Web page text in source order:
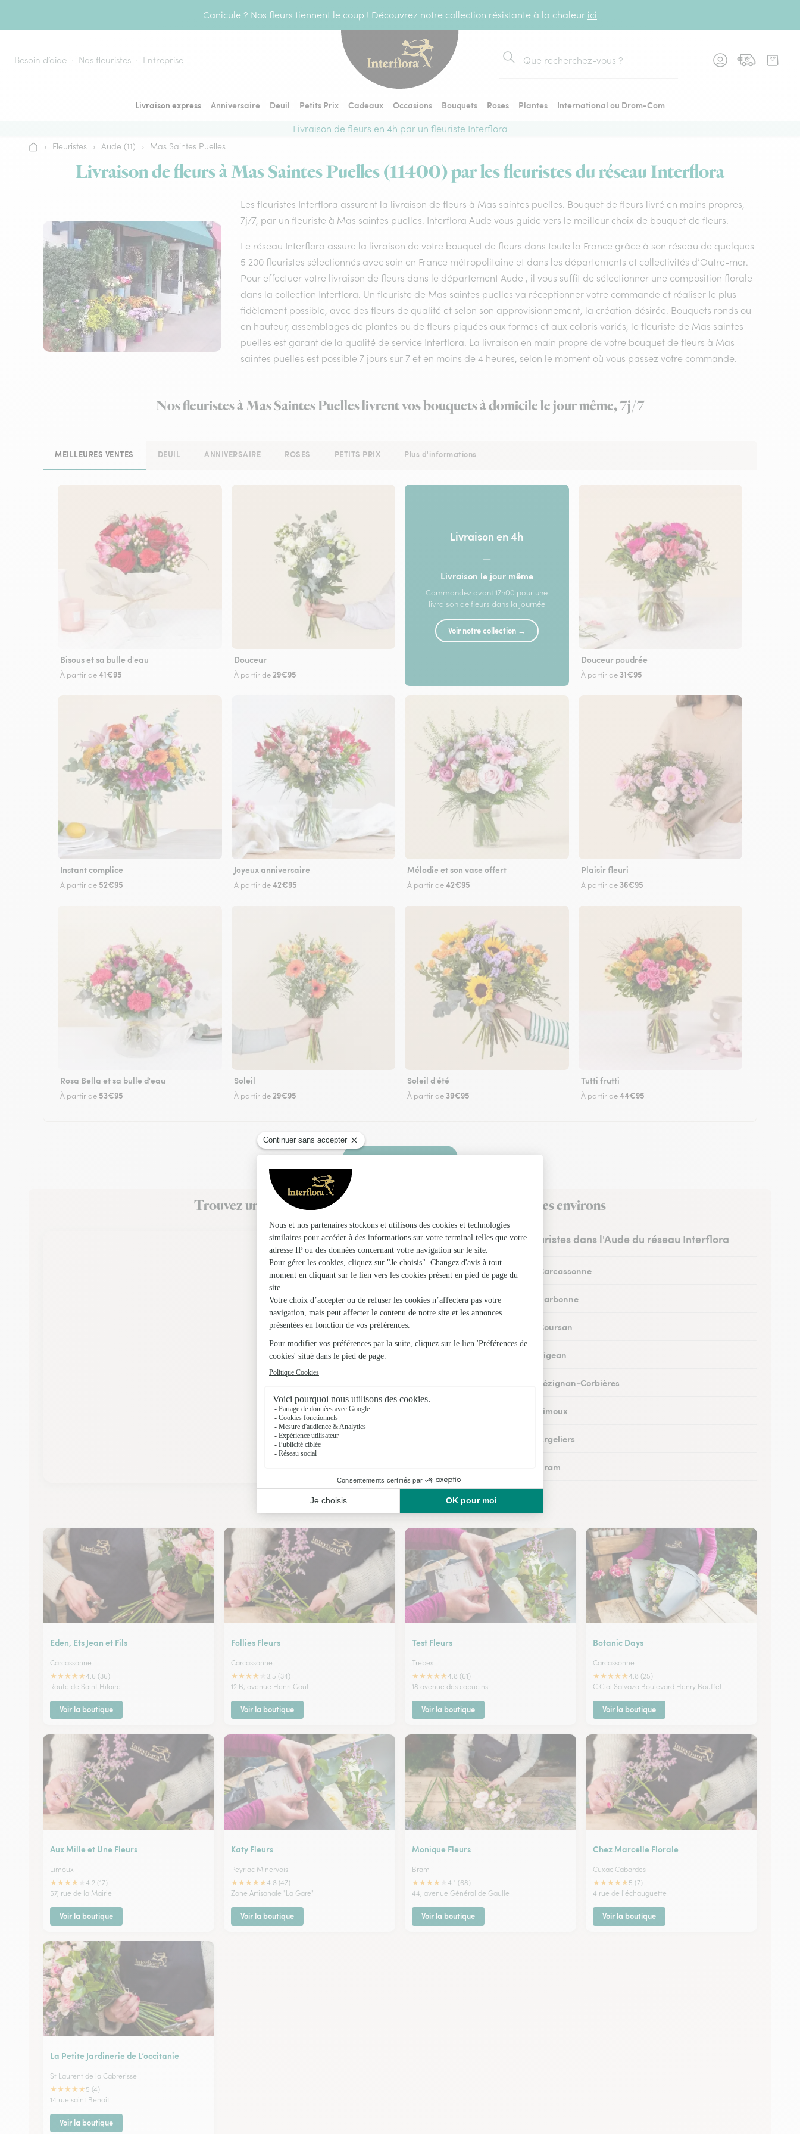
Canicule ? Nos fleurs tiennent le coup ! Découvrez notre collection résistante à la chaleur ici
Besoin d’aide Nos fleuristes Entreprise
Rechercher
Livraison express Anniversaire Deuil Petits Prix Cadeaux Occasions Bouquets Roses Plantes
International ou Drom-Com
Livraison de fleurs en 4h par un fleuriste Interflora
Accueil
› Fleuristes › Aude (11) › Mas Saintes Puelles
Livraison de fleurs à Mas Saintes Puelles (11400) par les fleuristes du réseau Interflora
Les fleuristes Interflora assurent la livraison de fleurs à Mas saintes puelles. Bouquet de fleurs livré en mains propres,
7j/7, par un fleuriste à Mas saintes puelles. Interflora Aude vous guide vers le meilleur choix de bouquet de fleurs.
Le réseau Interflora assure la livraison de votre bouquet de fleurs dans toute la France grâce à son réseau de quelques
5 200 fleuristes sélectionnés avec soin en France métropolitaine et dans les départements et collectivités d’Outre-mer.
Pour effectuer votre livraison de fleurs dans le département Aude , il vous suffit de sélectionner une composition florale
dans la collection Interflora. Un fleuriste de Mas saintes puelles va réceptionner votre commande et réaliser le plus
fidèlement possible, avec des fleurs de qualité et selon son approvisionnement, la création désirée. Bouquets ronds ou
en hauteur, assemblages de plantes ou de fleurs piquées aux formes et aux coloris variés, le fleuriste de Mas saintes
puelles est garant de la qualité de service Interflora. La livraison en main propre de votre bouquet de fleurs à Mas
saintes puelles est possible 7 jours sur 7 et en moins de 4 heures, selon le moment où vous passez votre commande.
Nos fleuristes à Mas Saintes Puelles livrent vos bouquets à domicile le jour même, 7j/7
MEILLEURES VENTES DEUIL ANNIVERSAIRE ROSES PETITS PRIX Plus d'informations
Bisous et sa bulle d'eau
À partir de41€95
Douceur
À partir de 29€95
Livraison en 4h
—
Livraison le jour même
Commandez avant 17h00 pour une
livraison de fleurs dans la journée
Voir notre collection →
Douceur poudrée
À partir de 31€95
Instant complice
À partir de 52€95
Joyeux anniversaire
À partir de42€95
Mélodie et son vase offert
À partir de42€95
Plaisir fleuri
À partir de 36€95
Rosa Bella et sa bulle d'eau
À partir de 53€95
Soleil
À partir de 29€95
Soleil d'été
À partir de 39€95
Tutti frutti
À partir de44€95
Faire livrer des fleurs
Trouvez un fleuriste Interflora à Mas Saintes Puelles et dans ses environs
Les fleuristes dans l'Aude du réseau Interflora
Fleuristes à Carcassonne
Fleuristes à Narbonne
Fleuristes à Coursan
Fleuristes à Sigean
Fleuristes à Lézignan-Corbières
Fleuristes à Limoux
Fleuristes à Argeliers
Fleuristes à Bram
Nos fleuristes à Mas Saintes Puelles
Eden, Ets Jean et Fils
Carcassonne
★★★★★4.6 (36)
Route de Saint Hilaire
Voir la boutique
Follies Fleurs
Carcassonne
★★★★
3.5 (34)
12 B, avenue Henri Gout
Voir la boutique
Test Fleurs
Trebes
★★★★★4.8 (61)
18 avenue des capucins
Voir la boutique
Botanic Days
Carcassonne
★★★★★4.8 (25)
C.Cial Salvaza Boulevard Henry Bouffet
Voir la boutique
Aux Mille et Une Fleurs
Limoux
★★★★
4.2 (17)
57, rue de la Mairie
Voir la boutique
Katy Fleurs
Peyriac Minervois
★★★★★4.8 (47)
Zone Artisanale "La Gare"
Voir la boutique
Monique Fleurs
Bram
★★★★
4.1 (68)
44, avenue Général de Gaulle
Voir la boutique
Chez Marcelle Florale
Cuxac Cabardes
★★★★★ 5 (7)
4 rue de l'échauguette
Voir la boutique
La Petite Jardinerie de L’occitanie
St Laurent de la Cabrerisse
★★★★★ 5 (4)
14 rue saint Benoit
Voir la boutique